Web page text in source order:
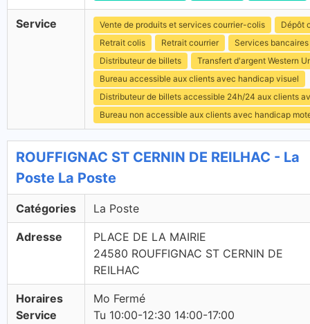
Service Vente de produits et services courrier-colis
Dépôt
Retrait colis
Retrait courrier
Services bancaires
Distributeur de billets
Transfert d'argent Western
Bureau accessible aux clients avec handicap visuel
Distributeur de billets accessible 24h/24 aux clients
Bureau non accessible aux clients avec handicap
ROUFFIGNAC ST CERNIN DE REILHAC - La
Poste La Poste
Catégories La Poste
Adresse
PLACE DE LA MAIRIE
24580 ROUFFIGNAC ST CERNIN DE
REILHAC
Horaires
Service
Mo Fermé
Tu 10:00-12:30 14:00-17:00